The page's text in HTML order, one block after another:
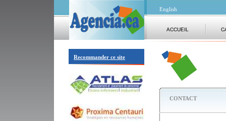
Recommander ce site
English
CONTACT